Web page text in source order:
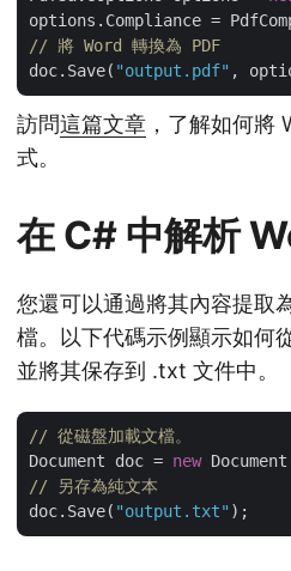
// 將 Word 轉換為 PDF
doc.Save( "output.pdf"
訪問這篇文章 ，了解如何將
式。
在 C# 中解析
您還可以通過將其內容提取
檔。以下代碼示例顯示如何
並將其保存到 .txt 文件中。
// 從磁盤加載文檔。
Document doc = new
// 另存為純文本
doc.Save( "output.txt"